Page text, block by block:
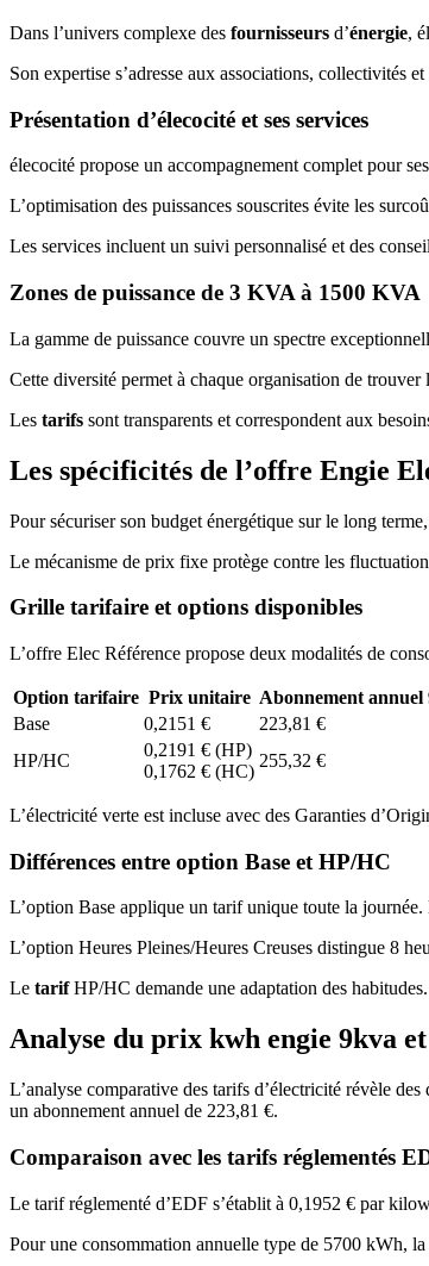
Dans l’univers complexe des fournisseurs d’énergie,
Son expertise s’adresse aux associations, collectivités
Présentation d’élecocité et ses services
élecocité propose un accompagnement complet pour ses
L’optimisation des puissances souscrites évite les
Les services incluent un suivi personnalisé et des
Zones de puissance de 3 KVA à 1500 KVA
La gamme de puissance couvre un spectre
Cette diversité permet à chaque organisation de
Les tarifs sont transparents et correspondent aux
Les spécificités de l’offre Engie
Pour sécuriser son budget énergétique sur le long
Le mécanisme de prix fixe protège contre les
Grille tarifaire et options disponibles
L’offre Elec Référence propose deux modalités de
Option tarifaire Prix unitaire Abonnement annuel
Base
0,2151 € 223,81 €
HP/HC
0,2191 € (HP)
0,1762 € (HC)
255,32 €
L’électricité verte est incluse avec des Garanties
Différences entre option Base et HP/HC
L’option Base applique un tarif unique toute la
L’option Heures Pleines/Heures Creuses distingue 8
Le tarifHP/HC demande une adaptation des
Analyse du prix kwh engie 9kva
L’analyse comparative des tarifs d’électricité révèle
un abonnement annuel de 223,81 €.
Comparaison avec les tarifs réglementés
Le tarif réglementé d’EDF s’établit à 0,1952 € par
Pour une consommation annuelle type de 5700 kWh,